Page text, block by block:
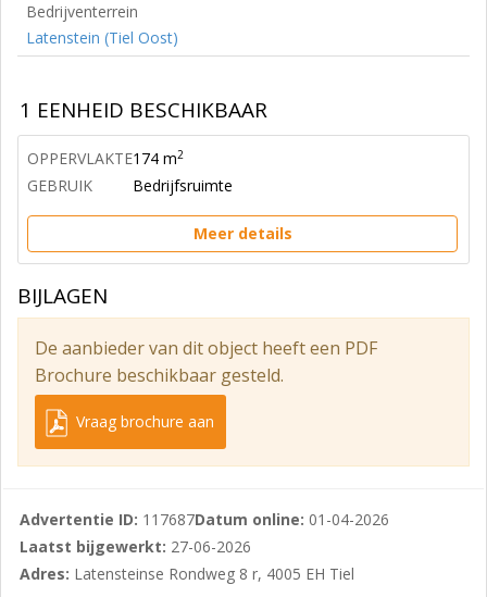
Bedrijventerrein
Latenstein (Tiel Oost)
1 EENHEID BESCHIKBAAR
OPPERVLAKTE174 m2
GEBRUIK Bedrijfsruimte
Meer details
BIJLAGEN
De aanbieder van dit object heeft een PDF
Brochure beschikbaar gesteld.
Vraag brochure aan
Advertentie ID: 117687Datum online: 01-04-2026
Laatst bijgewerkt: 27-06-2026
Adres: Latensteinse Rondweg 8 r, 4005 EH Tiel